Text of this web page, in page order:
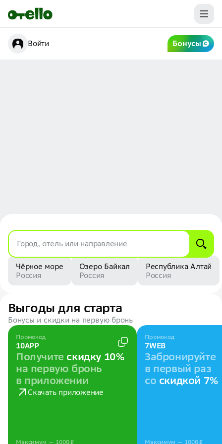
Войти Бонусы
Город, отель или направление
Чёрное море
Россия
Озеро Байкал
Россия
Республика Алтай
Россия
Выгоды для старта
Бонусы и скидки на первую бронь
Промокод
10APP
Получите скидку 10%
на первую бронь
в приложении
Скачать приложение
Максимум — 1000 ₽
Промокод
7WEB
Забронируйте
в первый раз
со скидкой 7%
Максимум — 1000 ₽